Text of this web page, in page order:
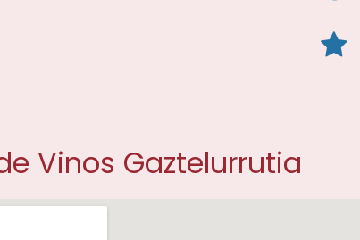
Vinos Gaztelurrutia